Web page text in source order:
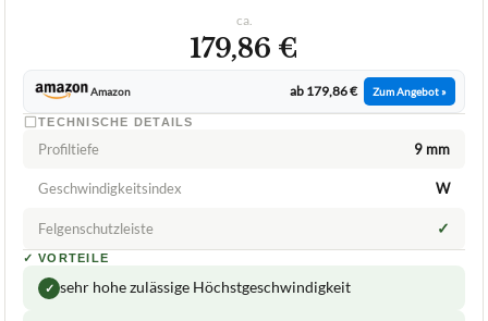
ca.
179,86 €
Amazon ab 179,86 € Zum Angebot »
TECHNISCHE DETAILS
Profiltiefe 9 mm
Geschwindigkeitsindex W
Felgenschutzleiste ✓
✓ VORTEILE
✓ sehr hohe zulässige Höchstgeschwindigkeit